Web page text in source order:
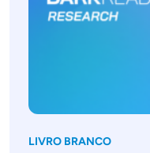
LIVRO BRANCO